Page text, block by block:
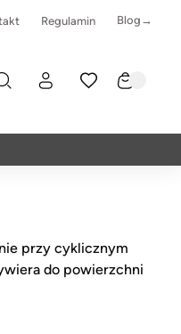
Regulamin Blog→
przy cyklicznym
do powierzchni